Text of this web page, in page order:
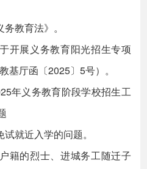
教育法》。
展义务教育阳光招生专项
基厅函〔2025〕5号）。
义务教育阶段学校招生工
就近入学的问题。
的烈士、进城务工随迁子